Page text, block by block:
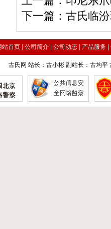
下一篇： 古氏临
站首页| 公司简介| 公司动态| 产品服务|
古氏网 站长：古小彬 副站长：古均